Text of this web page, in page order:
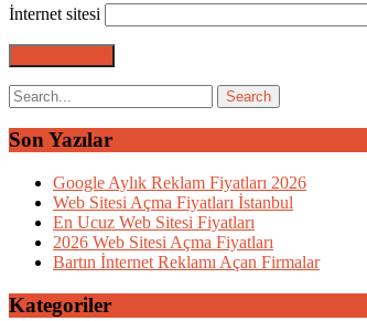
İnternet sitesi
Son Yazılar
Google Aylık Reklam Fiyatları 2026
Web Sitesi Açma Fiyatları İstanbul
En Ucuz Web Sitesi Fiyatları
2026 Web Sitesi Açma Fiyatları
Bartın İnternet Reklamı Açan Firmalar
Kategoriler